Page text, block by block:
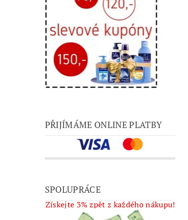
PŘIJÍMÁME ONLINE PLATBY
SPOLUPRÁCE
Získejte 3% zpět z každého nákupu!